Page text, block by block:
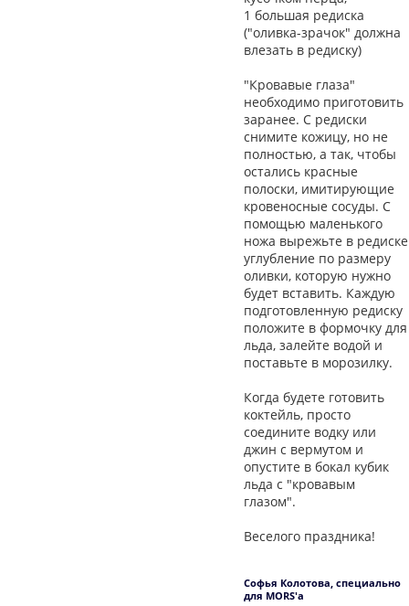
1 большая редиска
("оливка-зрачок" должна
влезать в редиску)
"Кровавые глаза"
необходимо приготовить
заранее. С редиски
снимите кожицу, но не
полностью, а так, чтобы
остались красные
полоски, имитирующие
кровеносные сосуды. С
помощью маленького
ножа вырежьте в редиске
углубление по размеру
оливки, которую нужно
будет вставить. Каждую
подготовленную редиску
положите в формочку для
льда, залейте водой и
поставьте в морозилку.
Когда будете готовить
коктейль, просто
соедините водку или
джин с вермутом и
опустите в бокал кубик
льда с "кровавым
глазом".
Веселого праздника!
Софья Колотова, специально
для MORS'a